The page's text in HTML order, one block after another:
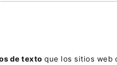
de texto que los sitios web
contraseña?